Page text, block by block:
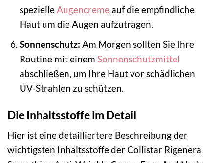
spezielleAugencremeauf die empfindliche
Haut um die Augen aufzutragen.
Sonnenschutz: Am Morgen sollten Sie Ihre
Routine mit einem Sonnenschutzmittel
abschließen, um Ihre Haut vor schädlichen
UV-Strahlen zu schützen.
Die Inhaltsstoffe im Detail
Hier ist eine detailliertere Beschreibung der
wichtigsten Inhaltsstoffe der Collistar Rigenera